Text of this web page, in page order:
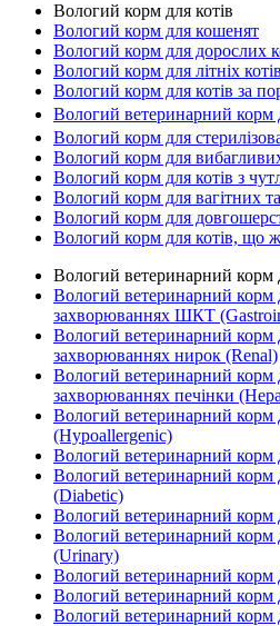
Вологий корм для котів
Вологий корм для кошенят
Вологий корм для дорослих
Вологий корм для літніх
Вологий корм для котів за
Вологий ветеринарний корм
Вологий корм для
Вологий корм для
Вологий корм для котів з
Вологий корм для вагітних
Вологий корм для
Вологий корм для котів, що
Вологий ветеринарний корм
Вологий ветеринарний корм
захворюваннях ШКТ
Вологий ветеринарний корм
захворюваннях нирок (Renal)
Вологий ветеринарний корм
захворюваннях печінки
Вологий ветеринарний корм
(Hypoallergenic)
Вологий ветеринарний корм
Вологий ветеринарний корм
(Diabetic)
Вологий ветеринарний корм
Вологий ветеринарний корм
(Urinary)
Вологий ветеринарний корм
Вологий ветеринарний корм
Вологий ветеринарний корм